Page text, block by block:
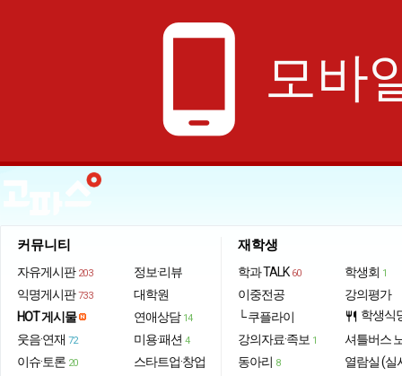
phone_android 모바
커뮤니티
자유게시판 203
익명게시판 733
HOT 게시물
웃음·연재 72
이슈·토론 20
정보·리뷰
대학원
연애상담 14
미용·패션 4
스타트업·창업
재학생
학과 TALK 60
이중전공
└ 쿠플라이
강의자료·족보 1
동아리 8
학생회 1
강의평가
restaurant 학생식
셔틀버스
열람실 (실